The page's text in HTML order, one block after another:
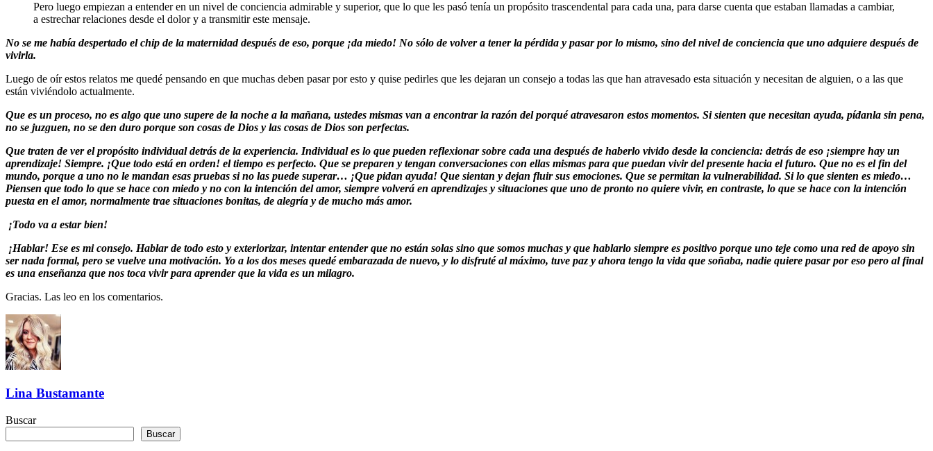
Pero luego empiezan a entender en un nivel de conciencia admirable y superior, que lo que les pasó tenía un propósito trascendental para cada una, para darse cuenta que estaban llamadas a cambiar,
a estrechar relaciones desde el dolor y a transmitir este mensaje.
No se me había despertado el chip de la maternidad después de eso, porque ¡da miedo! No sólo de volver a tener la pérdida y pasar por lo mismo, sino del nivel de conciencia que uno adquiere después de
vivirla.
Luego de oír estos relatos me quedé pensando en que muchas deben pasar por esto y quise pedirles que les dejaran un consejo a todas las que han atravesado esta situación y necesitan de alguien, o a las que
están viviéndolo actualmente.
Que es un proceso, no es algo que uno supere de la noche a la mañana, ustedes mismas van a encontrar la razón del porqué atravesaron estos momentos. Si sienten que necesitan ayuda, pídanla sin pena,
no se juzguen, no se den duro porque son cosas de Dios y las cosas de Dios son perfectas.
Que traten de ver el propósito individual detrás de la experiencia. Individual es lo que pueden reflexionar sobre cada una después de haberlo vivido desde la conciencia: detrás de eso ¡siempre hay un
aprendizaje! Siempre. ¡Que todo está en orden! el tiempo es perfecto. Que se preparen y tengan conversaciones con ellas mismas para que puedan vivir del presente hacia el futuro. Que no es el fin del
mundo, porque a uno no le mandan esas pruebas si no las puede superar… ¡Que pidan ayuda! Que sientan y dejan fluir sus emociones. Que se permitan la vulnerabilidad. Si lo que sienten es miedo…
Piensen que todo lo que se hace con miedo y no con la intención del amor, siempre volverá en aprendizajes y situaciones que uno de pronto no quiere vivir, en contraste, lo que se hace con la intención
puesta en el amor, normalmente trae situaciones bonitas, de alegría y de mucho más amor.
¡Todo va a estar bien!
¡Hablar! Ese es mi consejo. Hablar de todo esto y exteriorizar, intentar entender que no están solas sino que somos muchas y que hablarlo siempre es positivo porque uno teje como una red de apoyo sin
ser nada formal, pero se vuelve una motivación. Yo a los dos meses quedé embarazada de nuevo, y lo disfruté al máximo, tuve paz y ahora tengo la vida que soñaba, nadie quiere pasar por eso pero al final
es una enseñanza que nos toca vivir para aprender que la vida es un milagro.
Gracias. Las leo en los comentarios.
Lina Bustamante
Buscar
Buscar